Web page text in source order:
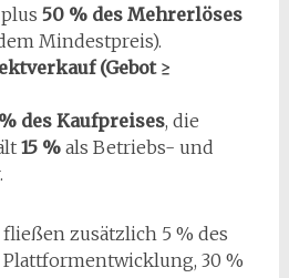
50 % des Mehrerlöses
Mindestpreis).
(Gebot ≥
des Kaufpreises, die
15 %als Betriebs- und
fließen zusätzlich 5 % des
30 %